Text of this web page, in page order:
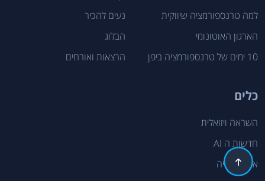
למה טרנספורמציה שיווקית
הארגון האוטונומי
10 ימים של טרנספורמציה ביפן
נעים להכיר
הבלוג
הרצאות ואורחים
כלים
השראה ויזואלית
חדשות ה AI
אתר קמדיה